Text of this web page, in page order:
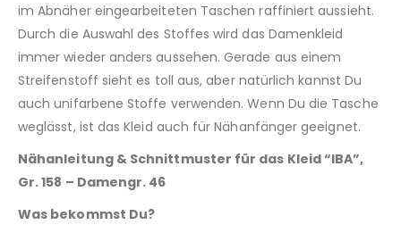
im Abnäher eingearbeiteten Taschen raffiniert aussieht.
Durch die Auswahl des Stoffes wird das Damenkleid
immer wieder anders aussehen. Gerade aus einem
Streifenstoff sieht es toll aus, aber natürlich kannst Du
auch unifarbene Stoffe verwenden. Wenn Du die Tasche
weglässt, ist das Kleid auch für Nähanfänger geeignet.
Nähanleitung & Schnittmuster für das Kleid “IBA”,
Gr. 158 – Damengr. 46
Was bekommst Du?